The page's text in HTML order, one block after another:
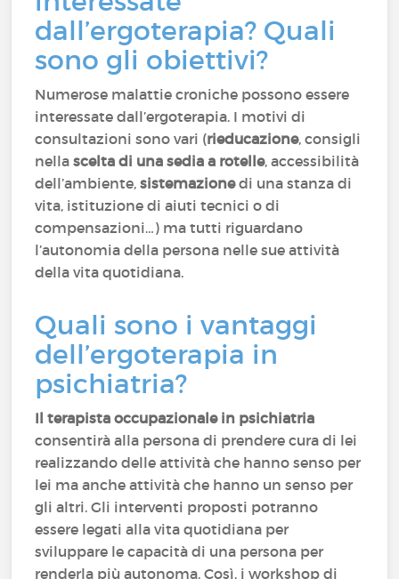
dall’ergoterapia? Quali
sono gli obiettivi?
Numerose malattie croniche possono essere
interessate dall’ergoterapia. I motivi di
consultazioni sono vari (rieducazione, consigli
nellascelta di una sedia a rotelle, accessibilità
dell’ambiente,sistemazionedi una stanza di
vita, istituzione di aiuti tecnici o di
compensazioni…) ma tutti riguardano
l’autonomia della persona nelle sue attività
della vita quotidiana.
Quali sono i vantaggi
dell’ergoterapia in
psichiatria?
Il terapista occupazionale in psichiatria
consentirà alla persona di prendere cura di lei
realizzando delle attività che hanno senso per
lei ma anche attività che hanno un senso per
gli altri. Gli interventi proposti potranno
essere legati alla vita quotidiana per
sviluppare le capacità di una persona per
renderla più autonoma. Così, i workshop di